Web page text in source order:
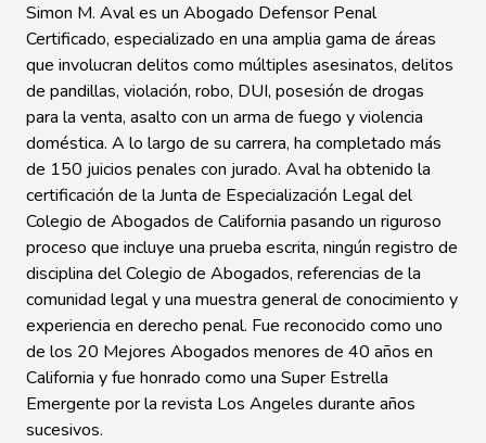
Simon M. Aval es un Abogado Defensor Penal
Certificado, especializado en una amplia gama de áreas
que involucran delitos como múltiples asesinatos, delitos
de pandillas, violación, robo, DUI, posesión de drogas
para la venta, asalto con un arma de fuego y violencia
doméstica. A lo largo de su carrera, ha completado más
de 150 juicios penales con jurado. Aval ha obtenido la
certificación de la Junta de Especialización Legal del
Colegio de Abogados de California pasando un riguroso
proceso que incluye una prueba escrita, ningún registro de
disciplina del Colegio de Abogados, referencias de la
comunidad legal y una muestra general de conocimiento y
experiencia en derecho penal. Fue reconocido como uno
de los 20 Mejores Abogados menores de 40 años en
California y fue honrado como una Super Estrella
Emergente por la revista Los Angeles durante años
sucesivos.